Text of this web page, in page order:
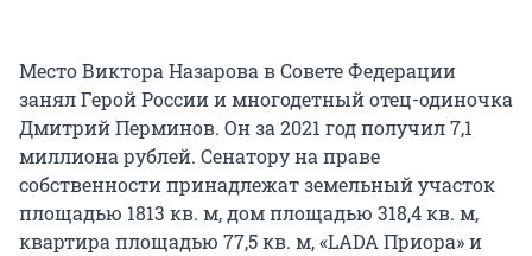
Место Виктора Назарова в Совете Федерации
занял Герой России и многодетный отец-одиночка
Дмитрий Перминов. Он за 2021 год получил 7,1
миллиона рублей. Сенатору на праве
собственности принадлежат земельный участок
площадью 1813 кв. м, дом площадью 318,4 кв. м,
квартира площадью 77,5 кв. м, «LADA Приора» и